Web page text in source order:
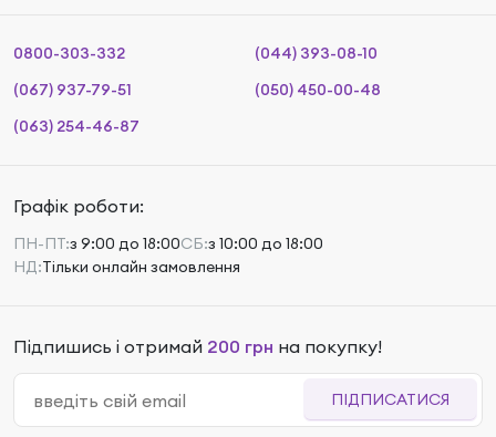
0800-303-332
(044) 393-08-10
(067) 937-79-51
(050) 450-00-48
(063) 254-46-87
Графік роботи:
ПН-ПТ:з 9:00 до 18:00СБ:з 10:00 до 18:00
НД:Тільки онлайн замовлення
Підпишись і отримай 200 грн на покупку!
ПІДПИСАТИСЯ